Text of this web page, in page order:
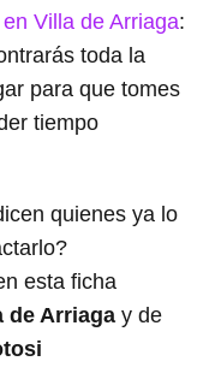
Villa de Arriaga:
toda la
para que tomes
tiempo
quienes ya lo
esta ficha
de Arriaga y de